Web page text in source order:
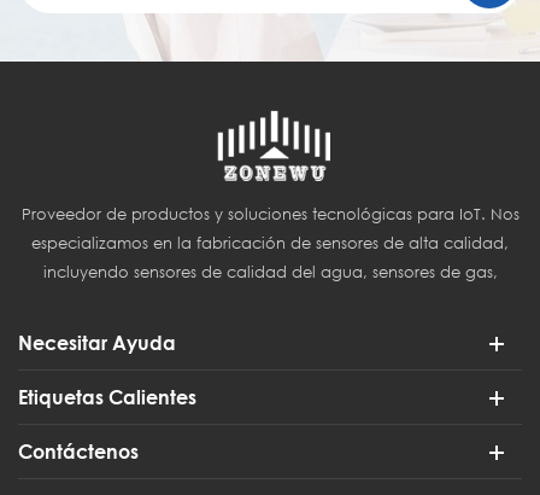
Proveedor de productos y soluciones tecnológicas para IoT. Nos
especializamos en la fabricación de sensores de alta calidad,
incluyendo sensores de calidad del agua, sensores de gas,
Necesitar Ayuda
Etiquetas Calientes
Contáctenos